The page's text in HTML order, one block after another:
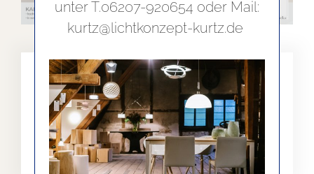
NEHMEN SIE JETZT
UNVERBINDLICH KONTAKT
ZU UNS AUF
06207-920654
unter T.06207-920654 oder Mail:
kurtz@lichtkonzept-kurtz.de